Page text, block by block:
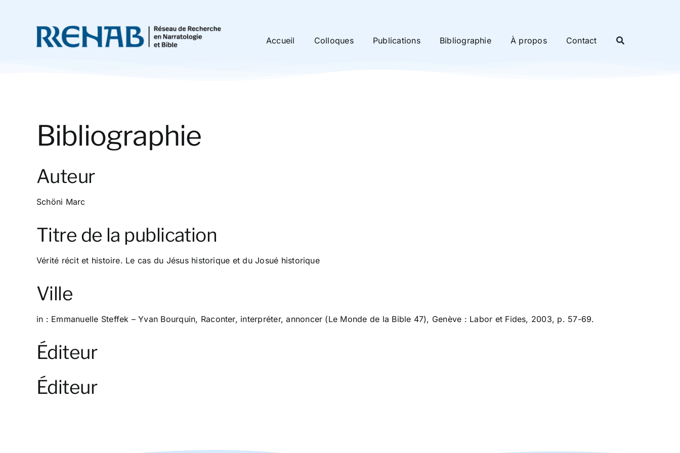
Accueil Colloques Publications Bibliographie À propos Contact
Bibliographie
Auteur
Schöni Marc
Titre de la publication
Vérité récit et histoire. Le cas du Jésus historique et du Josué historique
Ville
in : Emmanuelle Steffek – Yvan Bourquin, Raconter, interpréter, annoncer (Le Monde de la Bible 47), Genève : Labor et Fides, 2003, p. 57-69.
Éditeur
Éditeur